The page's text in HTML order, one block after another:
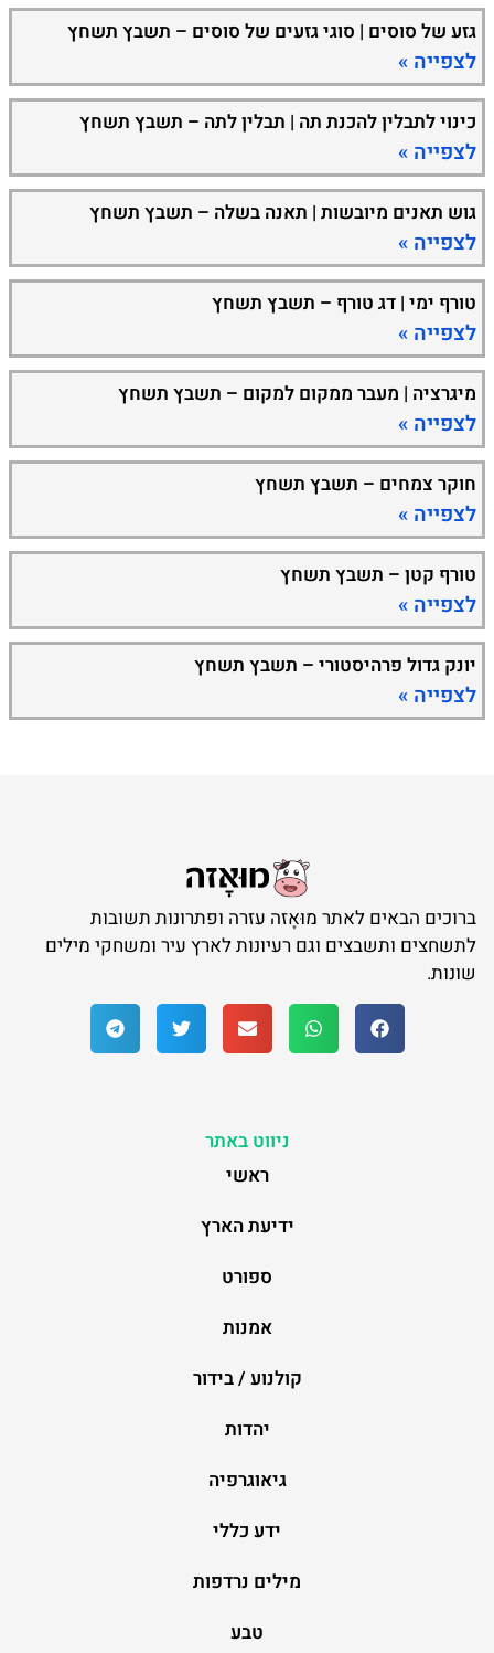
גזע של סוסים | סוגי גזעים של סוסים – תשבץ תשחץ
לצפייה »
כינוי לתבלין להכנת תה | תבלין לתה – תשבץ תשחץ
לצפייה »
גוש תאנים מיובשות | תאנה בשלה – תשבץ תשחץ
לצפייה »
טורף ימי | דג טורף – תשבץ תשחץ
לצפייה »
מיגרציה | מעבר ממקום למקום – תשבץ תשחץ
לצפייה »
חוקר צמחים – תשבץ תשחץ
לצפייה »
טורף קטן – תשבץ תשחץ
לצפייה »
יונק גדול פרהיסטורי – תשבץ תשחץ
לצפייה »
ברוכים הבאים לאתר מוּאָזה עזרה ופתרונות תשובות
לתשחצים ותשבצים וגם רעיונות לארץ עיר ומשחקי מילים
שונות.
ניווט באתר
ראשי
ידיעת הארץ
ספורט
אמנות
קולנוע / בידור
יהדות
גיאוגרפיה
ידע כללי
מילים נרדפות
טבע